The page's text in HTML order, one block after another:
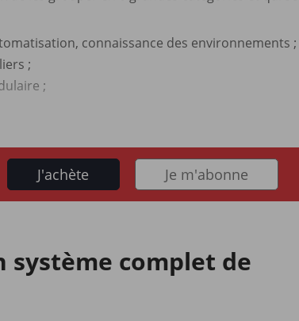
connaissance des environnements ;
;
;
J'achète Je m'abonne
système complet de